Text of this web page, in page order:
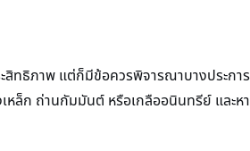
ทธิภาพ แต่ก็มีข้อควรพิจารณาบางประก
ก ถ่านกัมมันต์ หรือเกลืออนินทรีย์ และ